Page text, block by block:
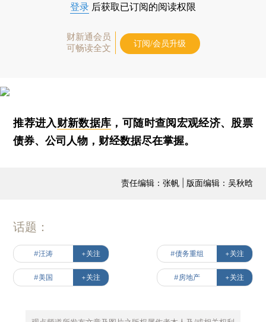
登录 后获取已订阅的阅读权限
财新通会员
可畅读全文
订阅/会员升级
推荐进入财新数据库 ，可随时查阅宏观经济、股票
债券、公司人物，财经数据尽在掌握。
责任编辑：张帆 | 版面编辑：吴秋晗
话题：
#汪涛 +关注 #债务重组 +关注
#美国 +关注 #房地产 +关注